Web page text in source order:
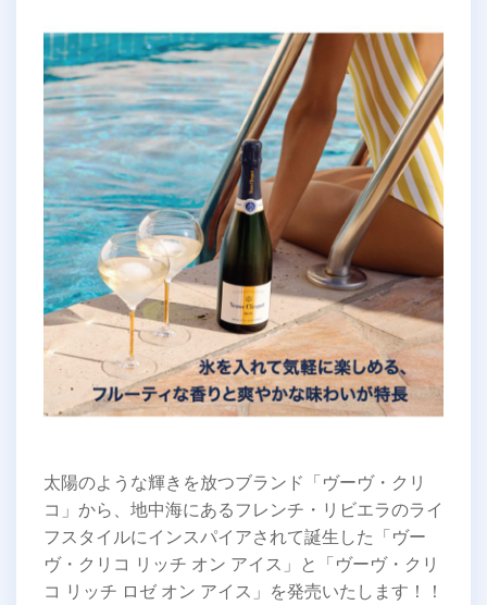
太陽のような輝きを放つブランド「ヴーヴ・クリ
コ」から、地中海にあるフレンチ・リビエラのライ
フスタイルにインスパイアされて誕生した「ヴー
ヴ・クリコ リッチ オン アイス」と「ヴーヴ・クリ
コ リッチ ロゼ オン アイス」を発売いたします！！